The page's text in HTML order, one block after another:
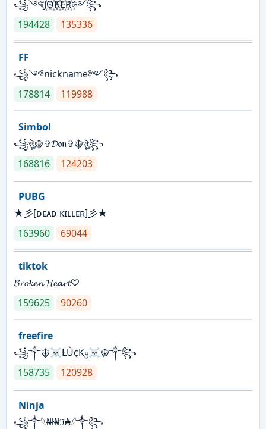
꧁༺J꙰O꙰K꙰E꙰R꙰༻꧂
194428
135336
FF
꧁༺nickname༻꧂
178814
119988
Simbol
꧁ঔৣ☬✞𝓓𝖔𝖓✞☬ঔৣ꧂
168816
124203
PUBG
★彡[ᴅᴇᴀᴅ ᴋɪʟʟᴇʀ]彡★
163960
69044
tiktok
𝓑𝓻𝓸𝓴𝓮𝓷 𝓗𝓮𝓪𝓻𝓽♡
159625
90260
freefire
꧁༒☬☠Ƚ︎ÙçҜყ☠︎☬༒꧂
158735
120928
Ninja
꧁⁣༒𓆩₦ł₦ℑ₳𓆪༒꧂